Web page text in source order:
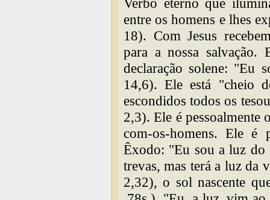
entre os homens e lhes
18). Com Jesus
para a nossa salvação.
declaração solene: "Eu
14,6). Ele está "cheio
escondidos todos os
2,3). Ele é pessoalmente
com-os-homens. Ele
Êxodo: "Eu sou a luz do
trevas, mas terá a luz da
2,32), o sol nascente